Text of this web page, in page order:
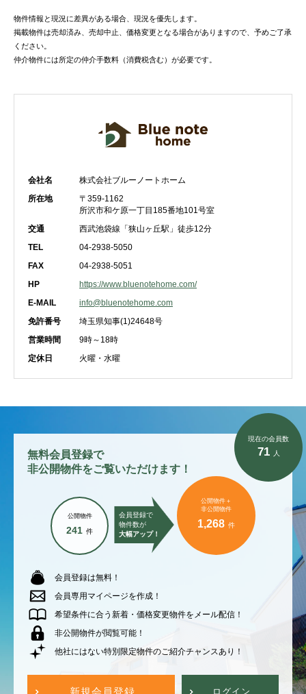
物件情報と現況に差異がある場合、現況を優先します。
掲載物件は売却済み、売却中止、価格変更となる場合がありますので、予めご了承
ください。
仲介物件には所定の仲介手数料（消費税含む）が必要です。
会社名
株式会社ブルーノートホーム
所在地
〒359-1162
所沢市和ケ原一丁目185番地101号室
交通
西武池袋線「狭山ヶ丘駅」徒歩12分
TEL
04-2938-5050
FAX
04-2938-5051
HP
https://www.bluenotehome.com/
E-MAIL
info@bluenotehome.com
免許番号
埼玉県知事(1)24648号
営業時間
9時～18時
定休日
火曜・水曜
無料会員登録で
非公開物件をご覧いただけます！
会員登録で
物件数が
大幅アップ！
公開物件
241 件
公開物件＋
非公開物件
1,268 件
現在の会員数
71 人
会員登録は無料！
会員専用マイページを作成！
希望条件に合う新着・価格変更物件をメール配信！
非公開物件が閲覧可能！
他社にはない特別限定物件のご紹介チャンスあり！
新規会員登録 ログイン